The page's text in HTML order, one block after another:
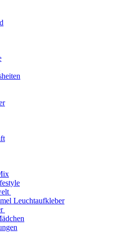
Leuchtaufkleber